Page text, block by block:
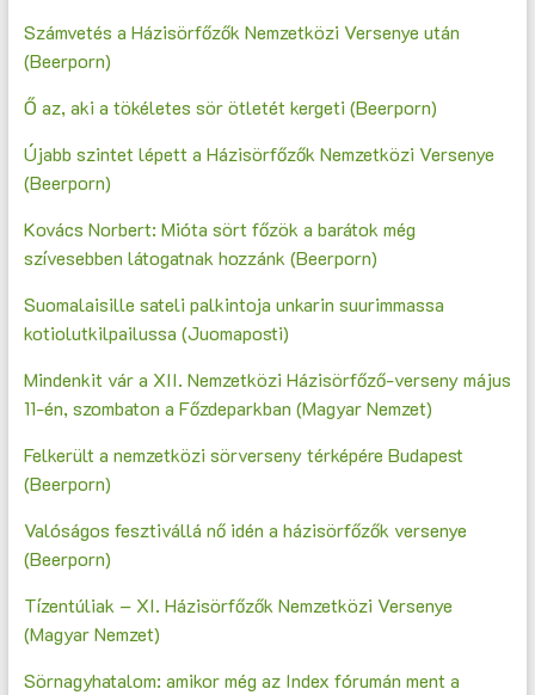
Számvetés a Házisörfőzők Nemzetközi Versenye után
(Beerporn)
Ő az, aki a tökéletes sör ötletét kergeti (Beerporn)
Újabb szintet lépett a Házisörfőzők Nemzetközi Versenye
(Beerporn)
Kovács Norbert: Mióta sört főzök a barátok még
szívesebben látogatnak hozzánk (Beerporn)
Suomalaisille sateli palkintoja unkarin suurimmassa
kotiolutkilpailussa (Juomaposti)
Mindenkit vár a XII. Nemzetközi Házisörfőző-verseny május
11-én, szombaton a Főzdeparkban (Magyar Nemzet)
Felkerült a nemzetközi sörverseny térképére Budapest
(Beerporn)
Valóságos fesztivállá nő idén a házisörfőzők versenye
(Beerporn)
Tízentúliak – XI. Házisörfőzők Nemzetközi Versenye
(Magyar Nemzet)
Sörnagyhatalom: amikor még az Index fórumán ment a